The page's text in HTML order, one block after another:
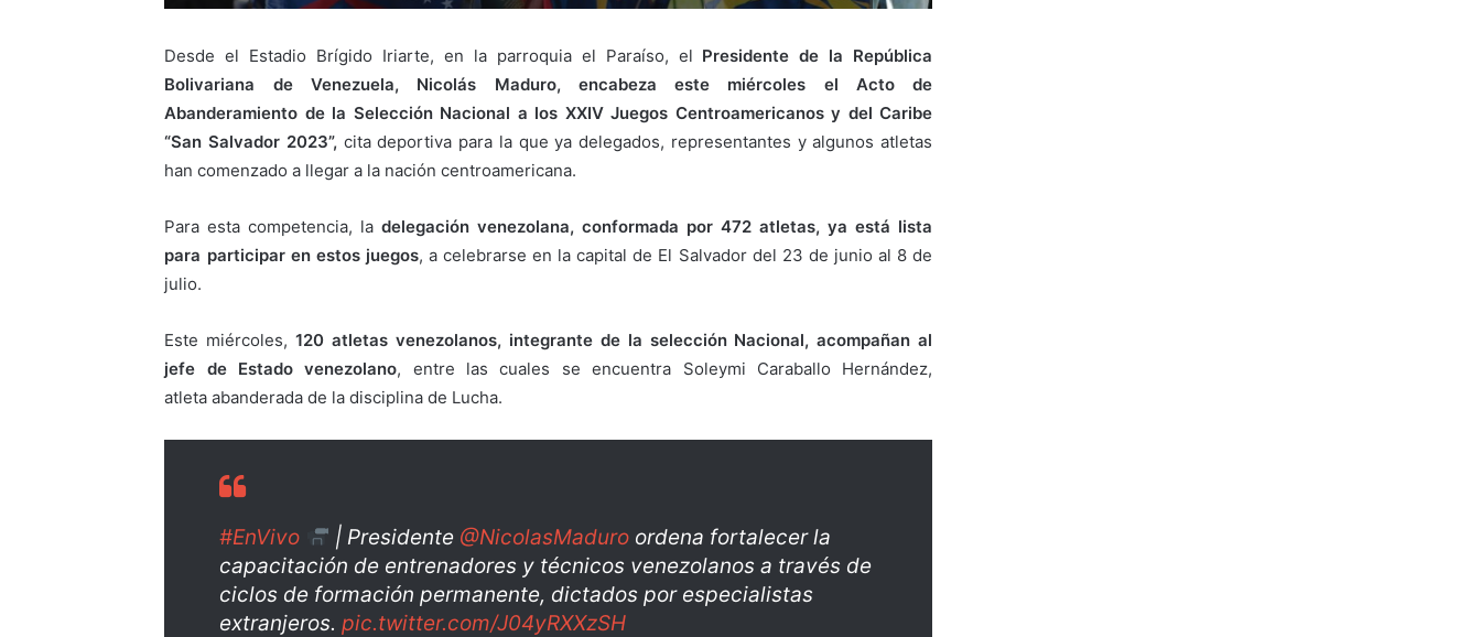
Desde el Estadio Brígido Iriarte, en la parroquia el Paraíso, el Presidente de la República
Bolivariana de Venezuela, Nicolás Maduro, encabeza este miércoles el Acto de
Abanderamiento de la Selección Nacional a los XXIV Juegos Centroamericanos y del Caribe
“San Salvador 2023”, cita deportiva para la que ya delegados, representantes y algunos atletas
han comenzado a llegar a la nación centroamericana.
Para esta competencia, ladelegación venezolana, conformada por 472 atletas, ya está lista
para participar en estos juegos, a celebrarse en la capital de El Salvador del 23 de junio al 8 de
julio.
Este miércoles,120 atletas venezolanos, integrante de la selección Nacional, acompañan al
jefe de Estado venezolano, entre las cuales se encuentra Soleymi Caraballo Hernández,
atleta abanderada de la disciplina de Lucha.
#EnVivo | Presidente @NicolasMaduro ordena fortalecer la
capacitación de entrenadores y técnicos venezolanos a través de
ciclos de formación permanente, dictados por especialistas
extranjeros.pic.twitter.com/J04yRXXzSH